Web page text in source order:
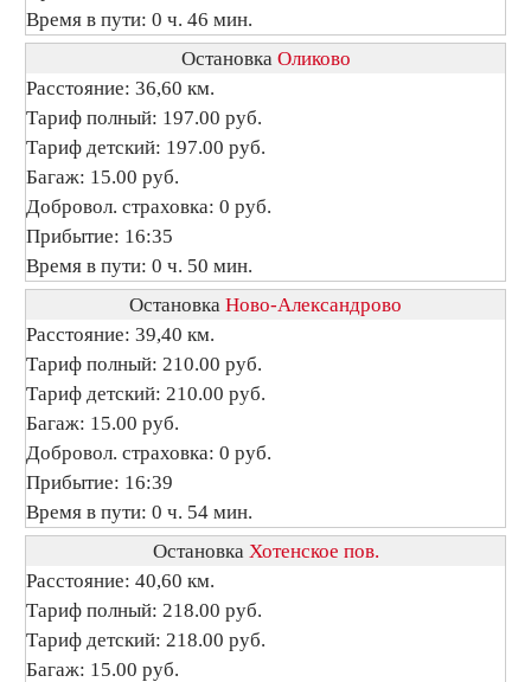
Время в пути: 0 ч. 46 мин.
Остановка Оликово
Расстояние: 36,60 км.
Тариф полный: 197.00 руб.
Тариф детский: 197.00 руб.
Багаж: 15.00 руб.
Добровол. страховка: 0 руб.
Прибытие: 16:35
Время в пути: 0 ч. 50 мин.
Остановка Ново-Александрово
Расстояние: 39,40 км.
Тариф полный: 210.00 руб.
Тариф детский: 210.00 руб.
Багаж: 15.00 руб.
Добровол. страховка: 0 руб.
Прибытие: 16:39
Время в пути: 0 ч. 54 мин.
Остановка Хотенское пов.
Расстояние: 40,60 км.
Тариф полный: 218.00 руб.
Тариф детский: 218.00 руб.
Багаж: 15.00 руб.